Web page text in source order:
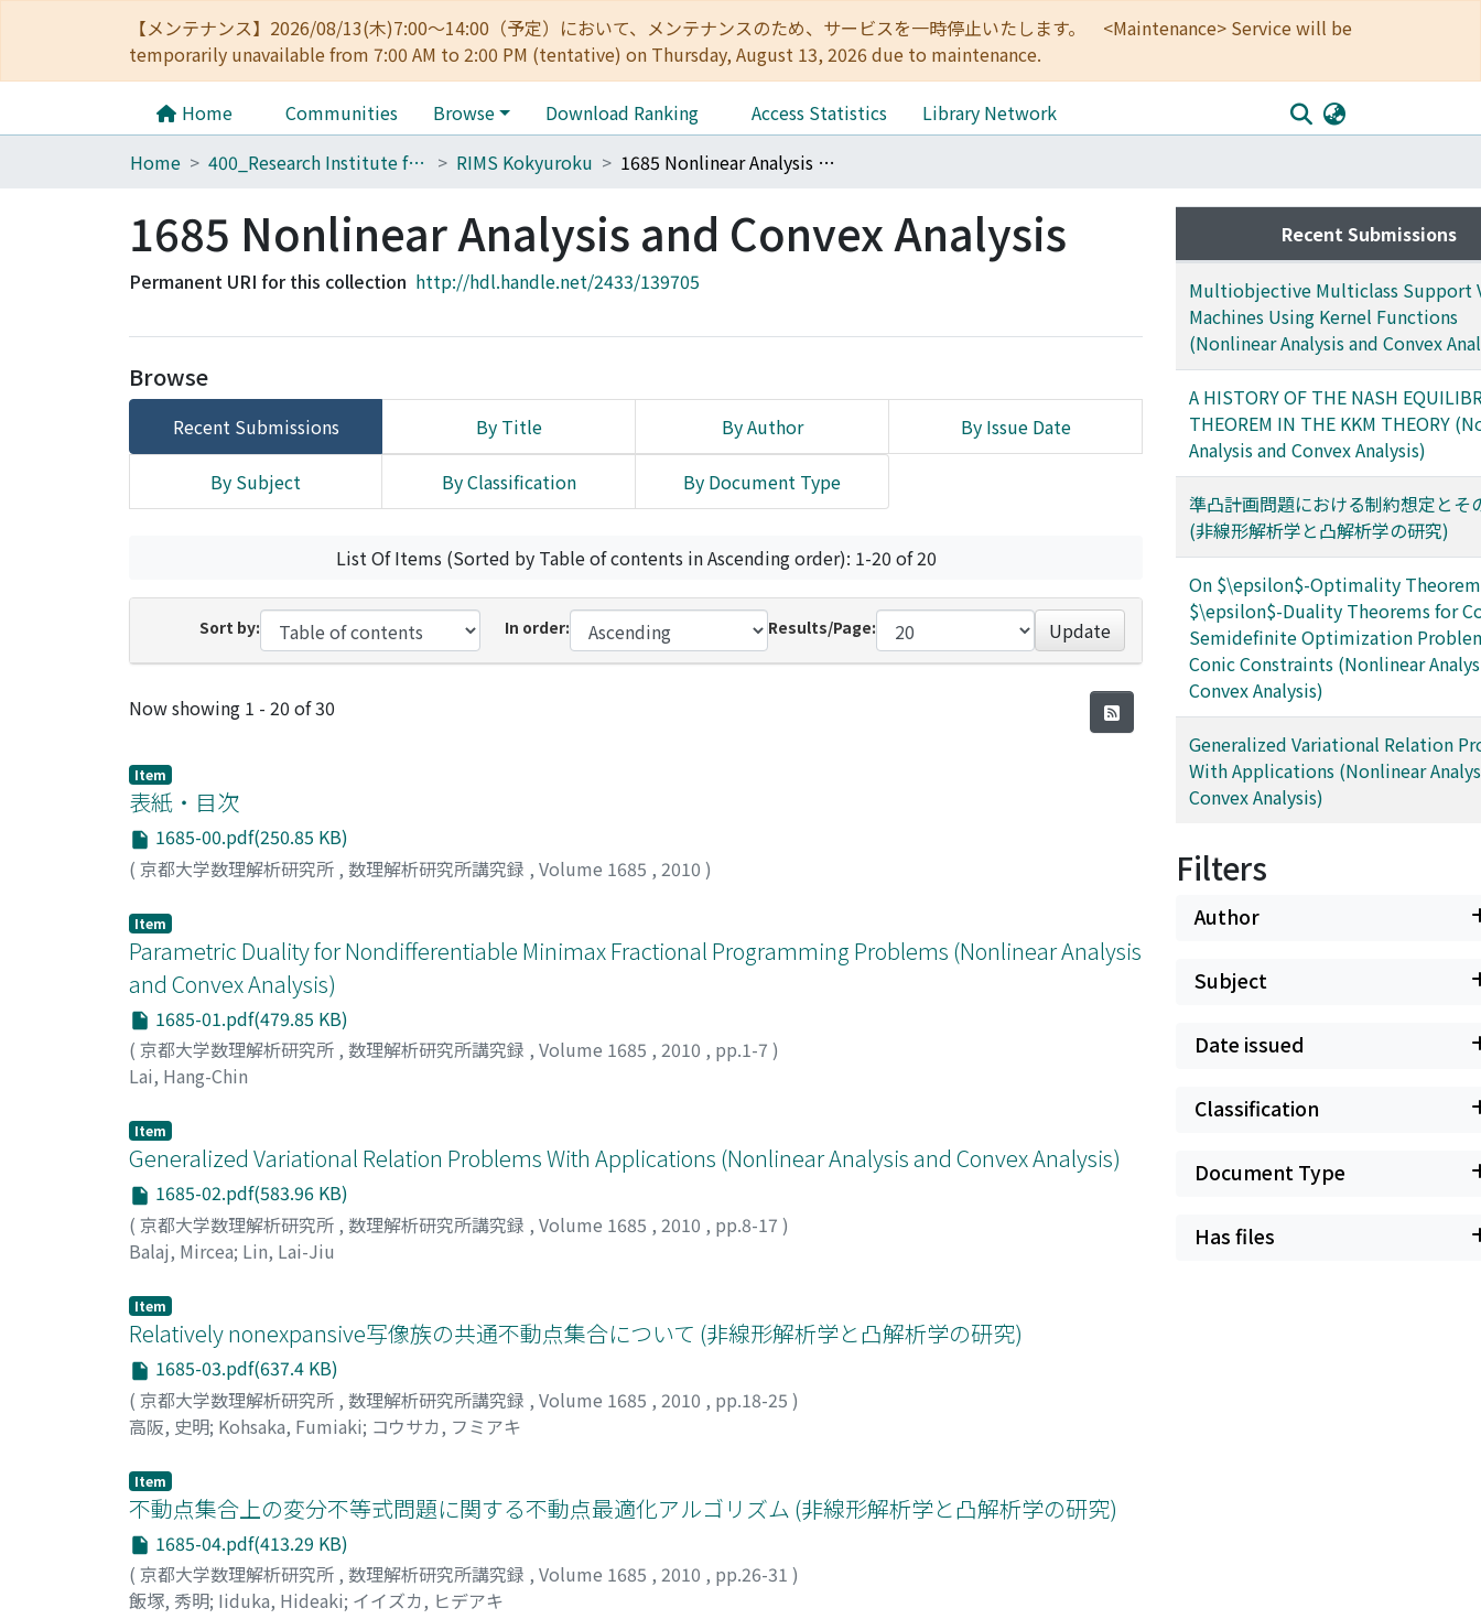
【メンテナンス】2026/08/13(木)7:00～14:00（予定）において、メンテナンスのため、サービスを一時停止いたします。 <Maintenance> Service will be
temporarily unavailable from 7:00 AM to 2:00 PM (tentative) on Thursday, August 13, 2026 due to maintenance.
Home Communities Browse Download Ranking Access Statistics
Library Network
Home
400_Research Institute for Mathematical Sciences RIMS Kokyuroku 1685 Nonlinear Analysis and Convex Analysis
1685 Nonlinear Analysis and Convex Analysis
Permanent URI for this collection http://hdl.handle.net/2433/139705
Browse
Recent Submissions By Title By Author By Issue Date
By Subject By Classification By Document Type
List Of Items (Sorted by Table of contents in Ascending order): 1-20 of 20
Sort by: In order: Results/Page: Update
Recent Submissions
Now showing 1 - 20 of 30
Item
表紙・目次
1685-00.pdf(250.85 KB)
( 京都大学数理解析研究所 , 数理解析研究所講究録 , Volume 1685 , 2010 )
Item
Parametric Duality for Nondifferentiable Minimax Fractional Programming Problems (Nonlinear Analysis
and Convex Analysis)
1685-01.pdf(479.85 KB)
( 京都大学数理解析研究所 , 数理解析研究所講究録 , Volume 1685 , 2010 , pp.1-7 )
Lai, Hang-Chin
Item
Generalized Variational Relation Problems With Applications (Nonlinear Analysis and Convex Analysis)
1685-02.pdf(583.96 KB)
( 京都大学数理解析研究所 , 数理解析研究所講究録 , Volume 1685 , 2010 , pp.8-17 )
Balaj, Mircea; Lin, Lai-Jiu
Item
Relatively nonexpansive写像族の共通不動点集合について (非線形解析学と凸解析学の研究)
1685-03.pdf(637.4 KB)
( 京都大学数理解析研究所 , 数理解析研究所講究録 , Volume 1685 , 2010 , pp.18-25 )
高阪, 史明; Kohsaka, Fumiaki; コウサカ, フミアキ
Item
不動点集合上の変分不等式問題に関する不動点最適化アルゴリズム (非線形解析学と凸解析学の研究)
1685-04.pdf(413.29 KB)
( 京都大学数理解析研究所 , 数理解析研究所講究録 , Volume 1685 , 2010 , pp.26-31 )
飯塚, 秀明; Iiduka, Hideaki; イイズカ, ヒデアキ
Recent Submissions
Multiobjective Multiclass Support
Machines Using Kernel Functions
(Nonlinear Analysis and Convex
A HISTORY OF THE NASH
THEOREM IN THE KKM THEORY
Analysis and Convex Analysis)
準凸計画問題における制約想定とそ
(非線形解析学と凸解析学の研究)
On $\epsilon$-Optimality
$\epsilon$-Duality Theorems for
Semidefinite Optimization
Conic Constraints (Nonlinear
Convex Analysis)
Generalized Variational Relation
With Applications (Nonlinear
Convex Analysis)
Filters
Author
Subject
Date issued
Classification
Document Type
Has files